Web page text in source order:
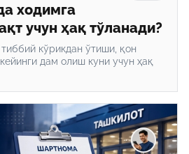
ходимга
учун ҳақ тўланади?
кўрикдан ўтиши, қон
дам олиш куни учун ҳақ